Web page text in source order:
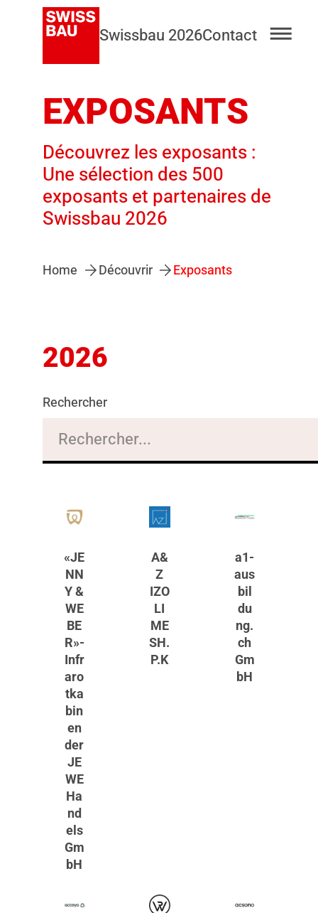
Swissbau 2026Contact
EXPOSANTS
Découvrez les exposants :
Une sélection des 500
exposants et partenaires de
Swissbau 2026
Home Découvrir Exposants
2026
Rechercher
«JE
NN
Y &
WE
BE
R»-
Infr
aro
tka
bin
en
der
JE
WE
Ha
nd
els
Gm
bH
A&
Z
IZO
LI
ME
SH.
P.K
a1-
aus
bil
du
ng.
ch
Gm
bH